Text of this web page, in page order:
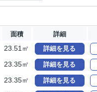
面積 詳細
23.51㎡ 詳細を見る
23.35㎡ 詳細を見る
23.35㎡ 詳細を見る